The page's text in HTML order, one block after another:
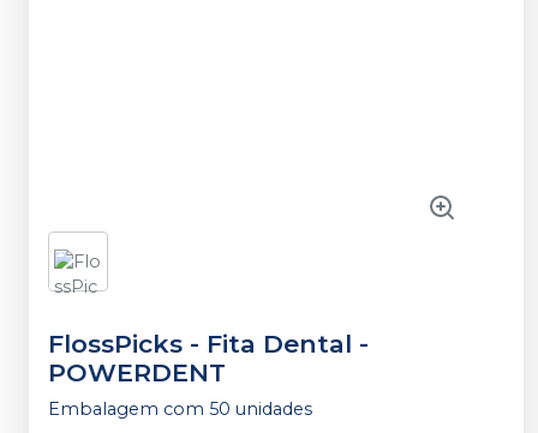
FlossPicks - Fita Dental -
POWERDENT
Embalagem com 50 unidades